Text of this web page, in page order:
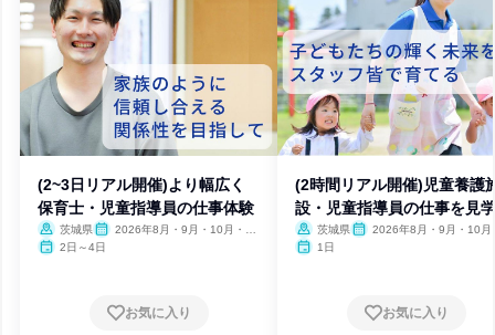
(2~3日リアル開催)より幅広く
保育士・児童指導員の仕事体験
茨城県
2026年8月・9月・10月・11
月・12月
2日～4日
お気に入り
(2時間リアル開催)児童養護
設・児童指導員の仕事を見学
茨城県
2026年8月・9月・10月
1日
お気に入り